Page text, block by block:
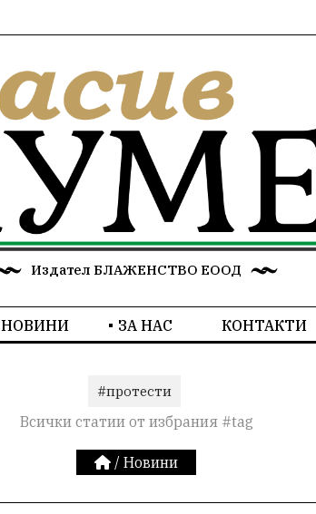
Издател БЛАЖЕНСТВО ЕООД
НОВИНИ ЗА НАС КОНТАКТИ
#протести
Всички статии от избрания #tag
/ Новини